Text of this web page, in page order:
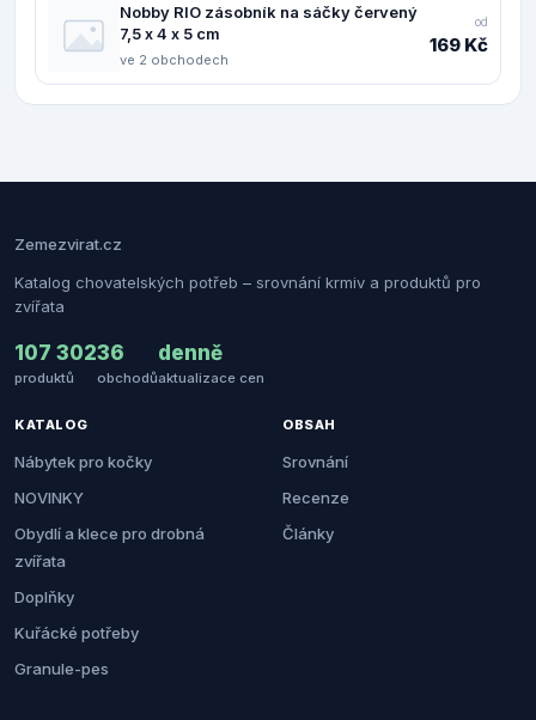
Nobby RIO zásobník na sáčky červený
7,5 x 4 x 5 cm
ve 2 obchodech
od
169 Kč
Zemezvirat.cz
Katalog chovatelských potřeb – srovnání krmiv a produktů pro
zvířata
107 302
produktů
36
obchodů
denně
aktualizace cen
KATALOG
Nábytek pro kočky
NOVINKY
Obydlí a klece pro drobná
zvířata
Doplňky
Kuřácké potřeby
Granule-pes
OBSAH
Srovnání
Recenze
Články